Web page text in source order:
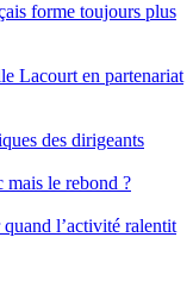
forme toujours plus
Lacourt en partenariat
des dirigeants
mais le rebond ?
l’activité ralentit